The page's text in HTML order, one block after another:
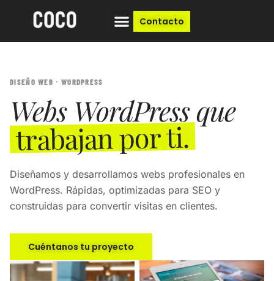
Contacto
DISEÑO WEB · WORDPRESS
Webs WordPress que
trabajan por ti.
Diseñamos y desarrollamos webs profesionales en
WordPress. Rápidas, optimizadas para SEO y
construidas para convertir visitas en clientes.
Cuéntanos tu proyecto